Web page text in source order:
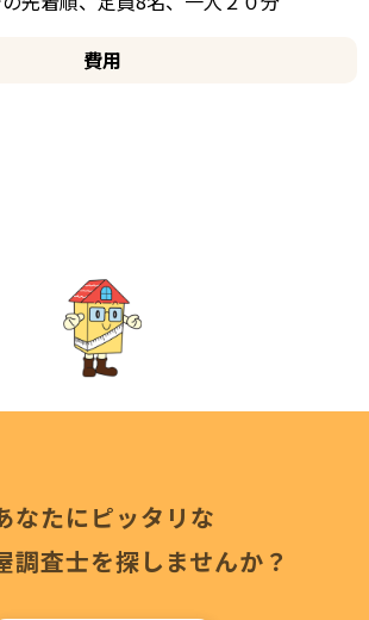
費用
なたにピッタリな
調査士を探しませんか？